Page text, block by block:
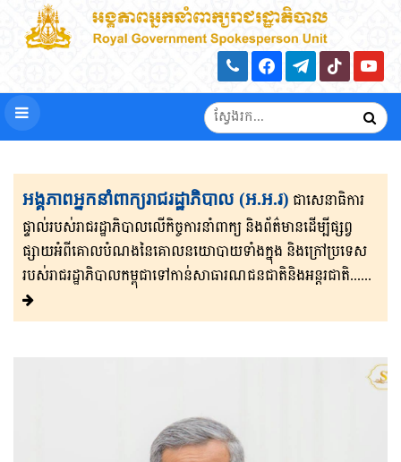
អង្គភាពអ្នកនាំពាក្យរាជរដ្ឋាភិបាល (អ.អ.រ) ជាសេនា​ធិ​កា​រ​​
ផ្ទាល់​របស់រាជរដ្ឋាភិ​បា​ល​លើ​កិច្ចការ​នាំពាក្យ និងព័ត៌មាន​ដើម្បីផ្សព្វ​
ផ្សាយ​​អំពីគោលបំណងនៃគោល​នយោបាយទាំងក្នុង និងក្រៅ​ប្រទេ​​ស​
របស់រាជរដ្ឋា​ភិ​បា​ល​កម្ពុជាទៅកាន់សាធារណជនជាតិនិងអន្តរជាតិ......